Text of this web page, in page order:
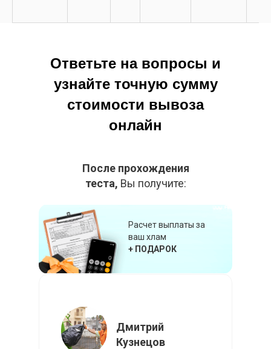
После прохождения
теста, Вы получите:
Ответьте на вопросы и
узнайте точную сумму
стоимости вывоза
онлайн
Дмитрий
Кузнецов
Расчет выплаты за
ваш хлам
+ ПОДАРОК